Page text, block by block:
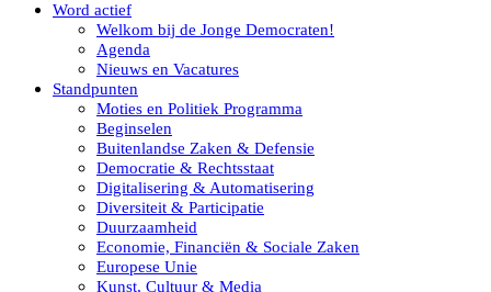
Word actief
Welkom bij de Jonge Democraten!
Agenda
Nieuws en Vacatures
Standpunten
Moties en Politiek Programma
Beginselen
Buitenlandse Zaken & Defensie
Democratie & Rechtsstaat
Digitalisering & Automatisering
Diversiteit & Participatie
Duurzaamheid
Economie, Financiën & Sociale Zaken
Europese Unie
Kunst, Cultuur & Media